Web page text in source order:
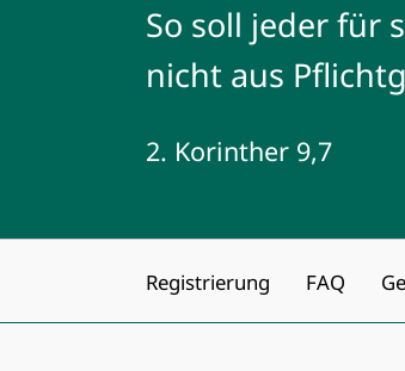
So soll jeder für
nicht aus
2. Korinther 9,7
Navigation
überspringen
Registrierung FAQ